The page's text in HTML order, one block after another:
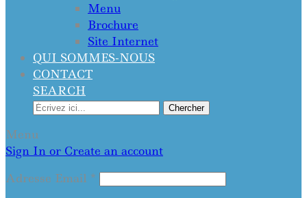
Menu
Brochure
Site Internet
QUI SOMMES-NOUS
CONTACT
SEARCH
Chercher
Menu
Sign In or Create an account
Adresse Email *